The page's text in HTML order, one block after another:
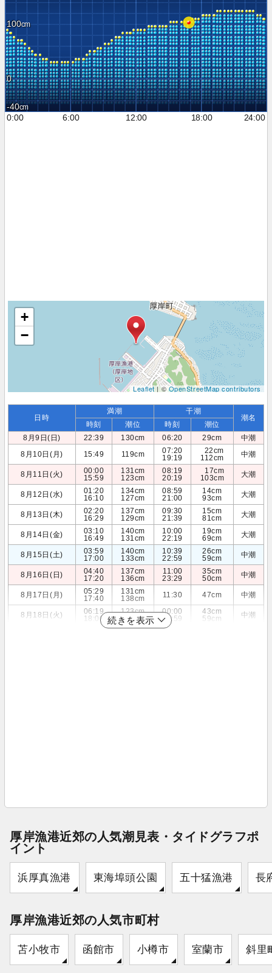
100
0
-40
0:00
6:00 12:00 18:00 24:00
+
−
Leaflet| ©OpenStreetMap contributors
日時
満潮 干潮
潮名
時刻 潮位 時刻
潮位
8月9日(日)
22:39 130cm 06:20 29cm
中潮
8月10日(月)
15:49 119cm
07:20
19:19
22cm
112cm
中潮
8月11日(火)
00:00
15:59
131cm
123cm
08:19
20:19
17cm
103cm
大潮
8月12日(水)
01:20
16:10
134cm
127cm
08:59
21:00
14cm
93cm
大潮
8月13日(木)
02:20
16:29
137cm
129cm
09:30
21:39
15cm
81cm
大潮
8月14日(金)
03:10
16:49
140cm
131cm
10:00
22:19
19cm
69cm
大潮
8月15日(土)
03:59
17:00
140cm
133cm
10:39
22:59
26cm
59cm
中潮
8月16日(日)
04:40
17:20
137cm
136cm
11:00
23:29
35cm
50cm
中潮
8月17日(月)
05:29
17:40
131cm
138cm
11:30 47cm 中潮
8月18日(火)
06:19
18:00
123cm
139cm
00:00
11:59
43cm
59cm
中潮
続きを表示
厚岸漁港近郊の人気潮見表・タイドグラフポ
イント
浜厚真漁港 東海埠頭公園 五十猛漁港 長
厚岸漁港近郊の人気市町村
苫小牧市 函館市 小樽市 室蘭市 斜里